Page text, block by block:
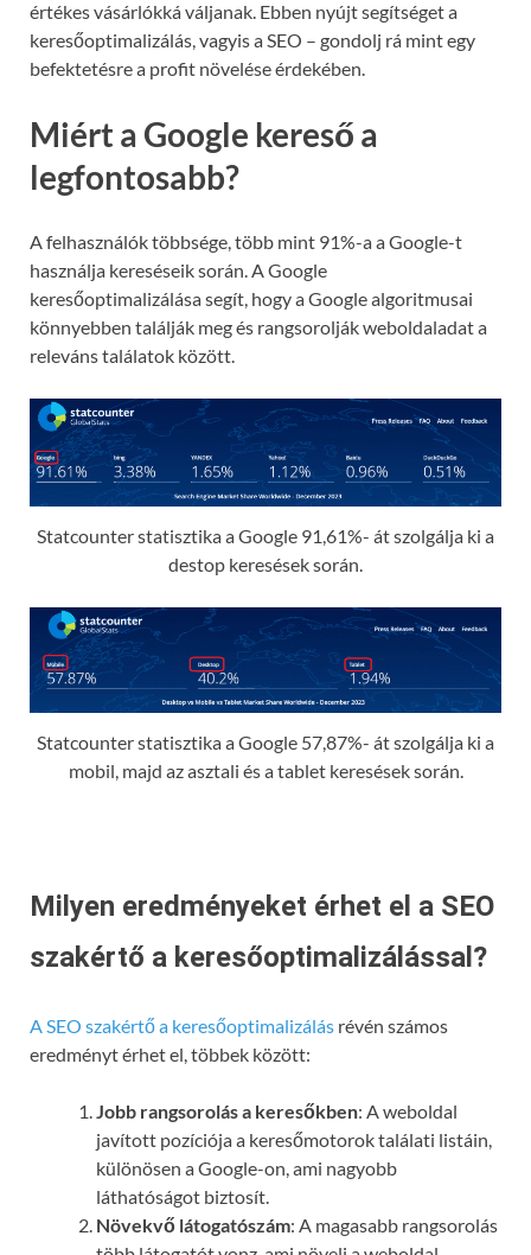
értékes vásárlókká váljanak. Ebben nyújt segítséget a
keresőoptimalizálás, vagyis a SEO – gondolj rá mint egy
befektetésre a profit növelése érdekében.
Miért a Google kereső a
legfontosabb?
A felhasználók többsége, több mint 91%-a a Google-t
használja kereséseik során. A Google
keresőoptimalizálása segít, hogy a Google algoritmusai
könnyebben találják meg és rangsorolják weboldaladat a
releváns találatok között.
Statcounter statisztika a Google 91,61%- át szolgálja ki a
destop keresések során.
Statcounter statisztika a Google 57,87%- át szolgálja ki a
mobil, majd az asztali és a tablet keresések során.
Milyen eredményeket érhet el a SEO
szakértő a keresőoptimalizálással?
A SEO szakértő a keresőoptimalizálás révén számos
eredményt érhet el, többek között:
Jobb rangsorolás a keresőkben: A weboldal
javított pozíciója a keresőmotorok találati listáin,
különösen a Google-on, ami nagyobb
láthatóságot biztosít.
Növekvő látogatószám: A magasabb rangsorolás